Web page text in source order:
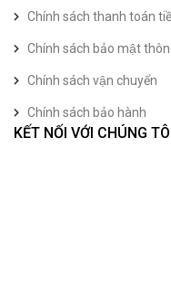
Chính sách thanh toán
Chính sách bảo mật
Chính sách vận chuyển
Chính sách bảo hành
KẾT NỐI VỚI CHÚNG TÔI